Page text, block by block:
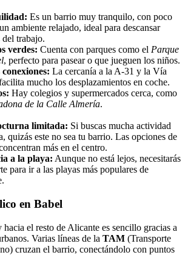
Es un barrio muy tranquilo, con poco
ambiente relajado, ideal para descansar
del trabajo.
verdes: Cuenta con parques como el Parque
, perfecto para pasear o que jueguen los niños.
La cercanía a la A-31 y la Vía
mucho los desplazamientos en coche.
Hay colegios y supermercados cerca, como
de la Calle Almería.
limitada: Si buscas mucha actividad
quizás este no sea tu barrio. Las opciones de
más en el centro.
a la playa: Aunque no está lejos, necesitarás
para ir a las playas más populares de
en Babel
el resto de Alicante es sencillo gracias a
Varias líneas de la TAM (Transporte
cruzan el barrio, conectándolo con puntos